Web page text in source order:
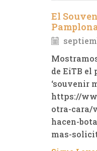
El
de EiTB el
‘souvenir
https://
otra-cara/
hacen-
mas-